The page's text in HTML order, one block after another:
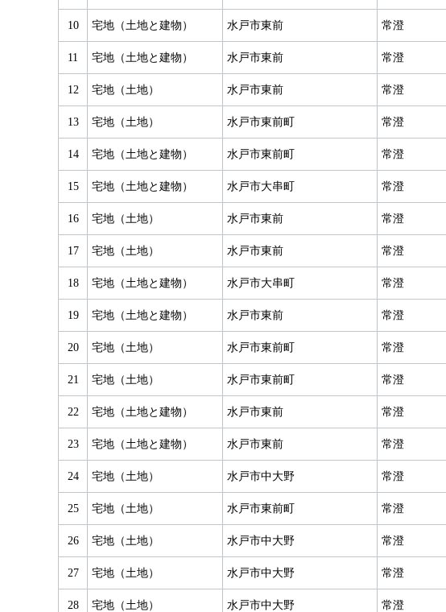
10 宅地（土地と建物） 水戸市東前 常澄
11 宅地（土地と建物） 水戸市東前 常澄
12 宅地（土地） 水戸市東前 常澄
13 宅地（土地） 水戸市東前町 常澄
14 宅地（土地と建物） 水戸市東前町 常澄
15 宅地（土地と建物） 水戸市大串町 常澄
16 宅地（土地） 水戸市東前 常澄
17 宅地（土地） 水戸市東前 常澄
18 宅地（土地と建物） 水戸市大串町 常澄
19 宅地（土地と建物） 水戸市東前 常澄
20 宅地（土地） 水戸市東前町 常澄
21 宅地（土地） 水戸市東前町 常澄
22 宅地（土地と建物） 水戸市東前 常澄
23 宅地（土地と建物） 水戸市東前 常澄
24 宅地（土地） 水戸市中大野 常澄
25 宅地（土地） 水戸市東前町 常澄
26 宅地（土地） 水戸市中大野 常澄
27 宅地（土地） 水戸市中大野 常澄
28 宅地（土地） 水戸市中大野 常澄